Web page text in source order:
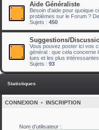
Aide Généraliste
Besoin d'aide pour quoique
problèmes sur le Forum ?
Sujets : 450
Suggestions/
Vous pouvez poster ici vos
général : que cela concerne
lues et les plus
Sujets : 93
Statistiques
CONNEXION • INSCRIPTION
Nom d’utilisateur :